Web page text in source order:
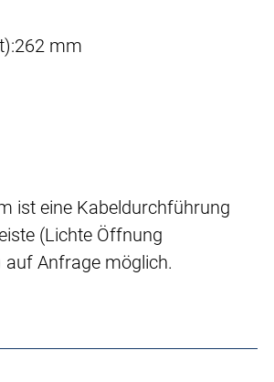
262 mm
ist eine Kabeldurchführung
(Lichte Öffnung
Anfrage möglich.